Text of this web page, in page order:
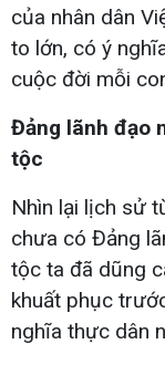
của nhân dân
to lớn, có ý
cuộc đời mỗi
Đảng lãnh đạo
tộc
Nhìn lại lịch sử
chưa có Đảng
tộc ta đã dũng
khuất phục
nghĩa thực dân